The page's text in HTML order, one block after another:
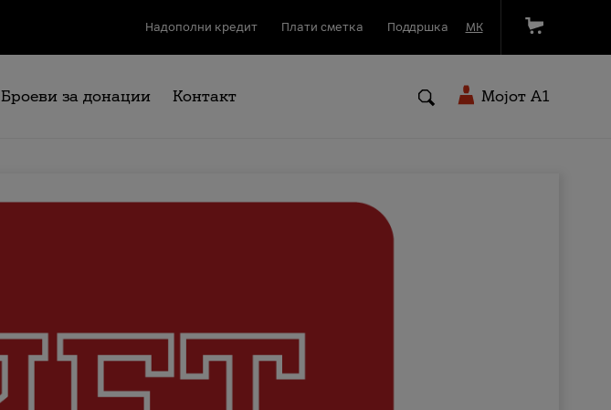
Надополни кредит Плати сметка Поддршка МК
Броеви за донации Контакт Мојот A1